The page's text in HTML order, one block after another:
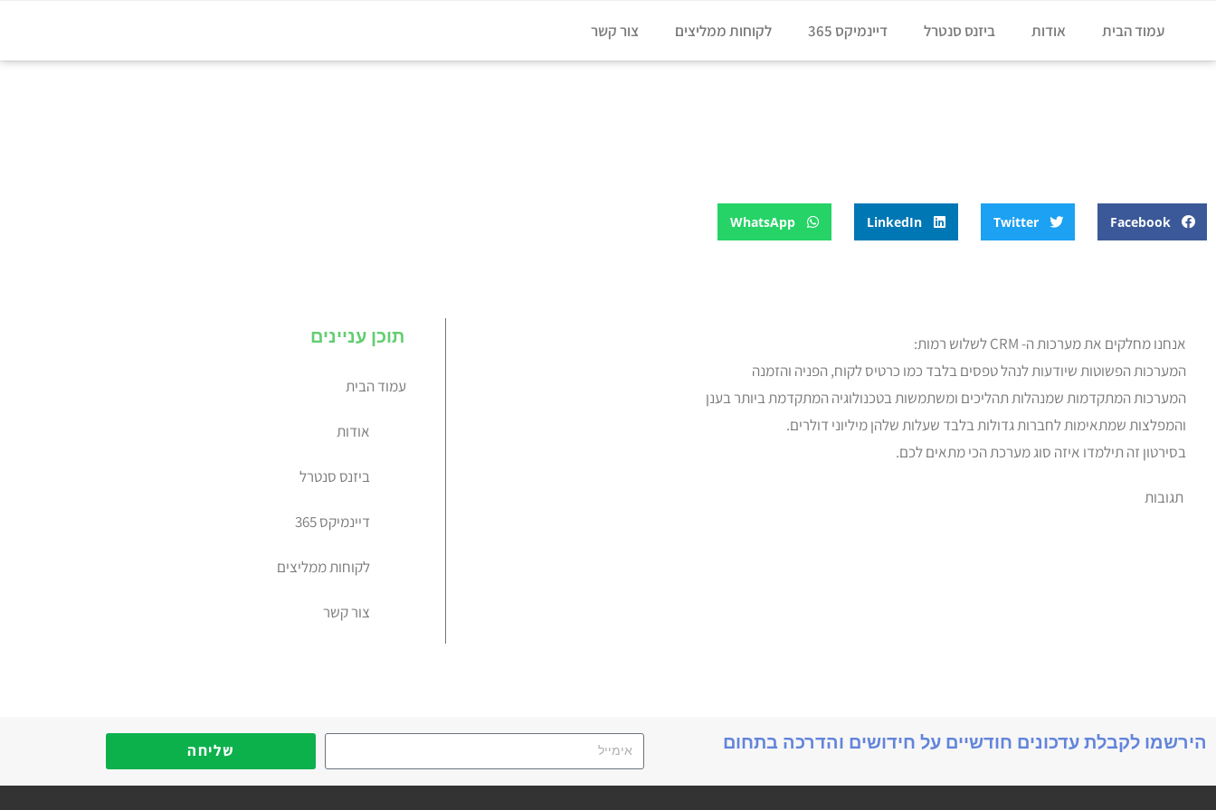
עמוד הבית אודות ביזנס סנטרל דיינמיקס 365 לקוחות ממליצים צור קשר
Facebook
Twitter
LinkedIn
WhatsApp
אנחנו מחלקים את מערכות ה- CRM לשלוש רמות:
המערכות הפשוטות שיודעות לנהל טפסים בלבד כמו כרטיס לקוח, הפניה והזמנה
המערכות המתקדמות שמנהלות תהליכים ומשתמשות בטכנולוגיה המתקדמת ביותר בענן
והמפלצות שמתאימות לחברות גדולות בלבד שעלות שלהן מיליוני דולרים.
בסירטון זה תילמדו איזה סוג מערכת הכי מתאים לכם.
תגובות
תוכן עניינים
עמוד הבית
אודות
ביזנס סנטרל
דיינמיקס 365
לקוחות ממליצים
צור קשר
הירשמו לקבלת עדכונים חודשיים על חידושים והדרכה בתחום שליחה